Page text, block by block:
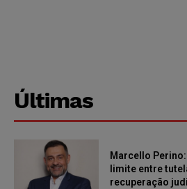
Últimas
Marcello
limite entre
recuperação